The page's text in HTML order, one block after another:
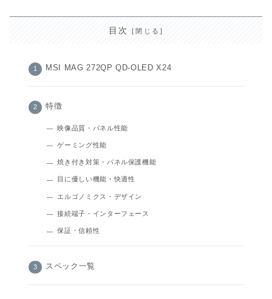
目次
MSI MAG 272QP QD-OLED X24
特徴
映像品質・パネル性能
ゲーミング性能
焼き付き対策・パネル保護機能
目に優しい機能・快適性
エルゴノミクス・デザイン
接続端子・インターフェース
保証・信頼性
スペック一覧